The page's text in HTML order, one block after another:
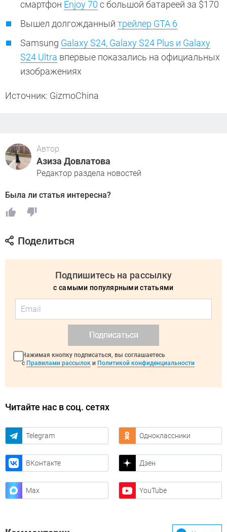
смартфон Enjoy 70 с большой батареей за $170
Вышел долгожданный трейлер GTA 6
Samsung Galaxy S24, Galaxy S24 Plus и Galaxy
S24 Ultra впервые показались на официальных
изображениях
Источник: GizmoChina
Автор
Азиза Довлатова
Редактор раздела новостей
Была ли статья интересна?
Поделиться
Подпишитесь на рассылку
с самыми популярными статьями
Подписаться
Нажимая кнопку подписаться, вы соглашаетесь
с Правилами рассылок и Политикой конфиденциальности
Читайте нас в соц. сетях
Telegram Одноклассники
ВКонтакте Дзен
Max YouTube